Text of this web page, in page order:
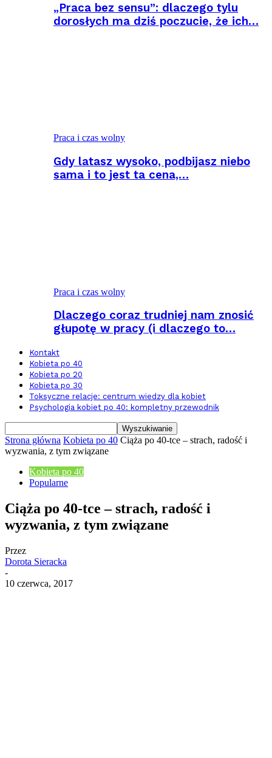
„Praca bez sensu”: dlaczego tylu
dorosłych ma dziś poczucie, że ich…
Praca i czas wolny
Gdy latasz wysoko, podbijasz niebo
sama i to jest ta cena,…
Praca i czas wolny
Dlaczego coraz trudniej nam znosić
głupotę w pracy (i dlaczego to…
Kontakt
Kobieta po 40
Kobieta po 20
Kobieta po 30
Toksyczne relacje: centrum wiedzy dla kobiet
Psychologia kobiet po 40: kompletny przewodnik
Strona główna Kobieta po 40 Ciąża po 40-tce – strach, radość i
wyzwania, z tym związane
Kobieta po 40
Popularne
Ciąża po 40-tce – strach, radość i
wyzwania, z tym związane
Przez
Dorota Sieracka
-
10 czerwca, 2017